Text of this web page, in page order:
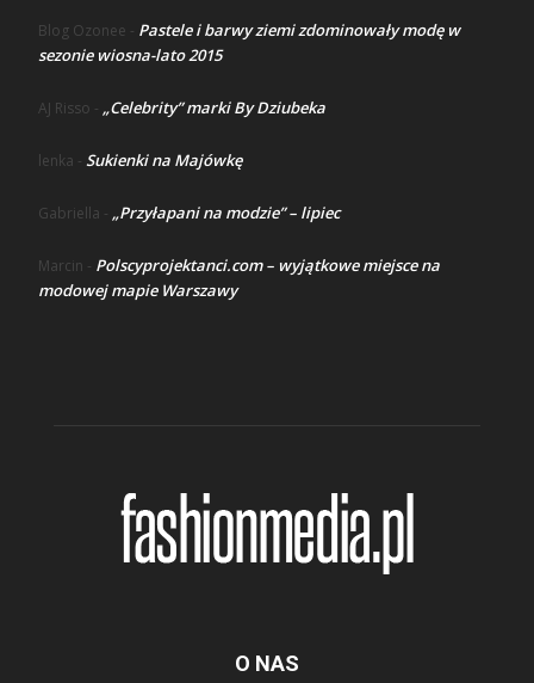
Blog Ozonee - Pastele i barwy ziemi zdominowały modę w
sezonie wiosna-lato 2015
AJ Risso - „Celebrity” marki By Dziubeka
lenka - Sukienki na Majówkę
Gabriella - „Przyłapani na modzie” – lipiec
Marcin - Polscyprojektanci.com – wyjątkowe miejsce na
modowej mapie Warszawy
O NAS